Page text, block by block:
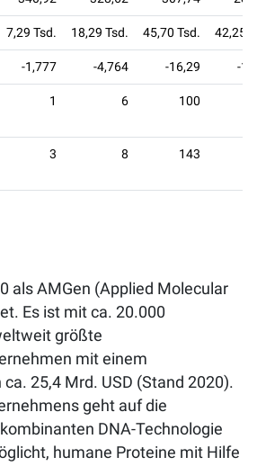
7,29 Tsd. 18,29 Tsd. 45,70 Tsd. 42,25
-1,777 -4,764 -16,29 -
1 6 100
3 8 143
als AMGen (Applied Molecular
Es ist mit ca. 20.000
größte
mit einem
25,4 Mrd. USD (Stand 2020).
geht auf die
DNA-Technologie
humane Proteine mit Hilfe